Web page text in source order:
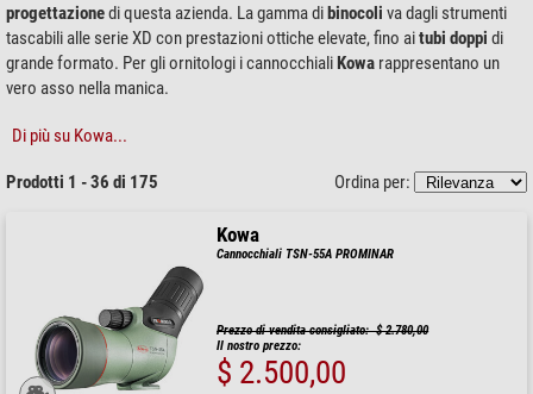
progettazionedi questa azienda. La gamma dibinocoli va dagli strumenti
tascabili alle serie XD con prestazioni ottiche elevate, fino aitubi doppi di
grande formato. Per gli ornitologi i cannocchialiKowa rappresentano un
vero asso nella manica.
Di più su Kowa...
Prodotti 1 - 36 di 175 Ordina per:
Kowa
Cannocchiali TSN-55A PROMINAR
Prezzo di vendita consigliato: $ 2.780,00
Il nostro prezzo:
$ 2.500,00